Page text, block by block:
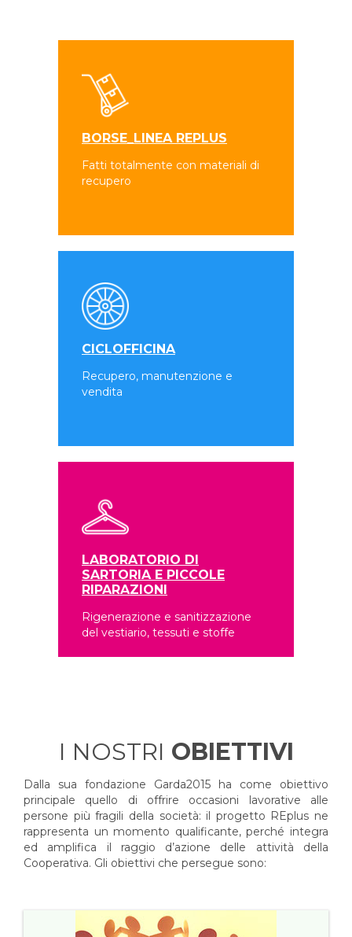
BORSE_LINEA REPLUS
Fatti totalmente con materiali di
recupero
CICLOFFICINA
Recupero, manutenzione e
vendita
LABORATORIO DI
SARTORIA E PICCOLE
RIPARAZIONI
Rigenerazione e sanitizzazione
del vestiario, tessuti e stoffe
I NOSTRI OBIETTIVI
Dalla sua fondazione Garda2015 ha come obiettivo
principale quello di offrire occasioni lavorative alle
persone più fragili della società: il progetto REplus ne
rappresenta un momento qualificante, perché integra
ed amplifica il raggio d’azione delle attività della
Cooperativa. Gli obiettivi che persegue sono: